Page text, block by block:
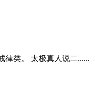
律类。 太极真人说二......